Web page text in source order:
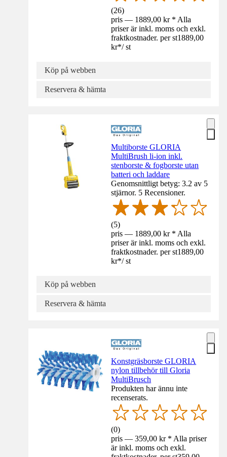
(26)
pris — 1889,00 kr * Alla
priser är inkl. moms och exkl.
fraktkostnader. per st1889,00
kr*/ st
Köp på webben
Reservera & hämta
Multiborste GLORIA
MultiBrush li-ion inkl.
stenborste & fogborste utan
batteri och laddare
Genomsnittligt betyg: 3.2 av 5
stjärnor. 5 Recensioner.
(5)
pris — 1889,00 kr * Alla
priser är inkl. moms och exkl.
fraktkostnader. per st1889,00
kr*/ st
Köp på webben
Reservera & hämta
Konstgräsborste GLORIA
nylon tillbehör till Gloria
MultiBrusch
Produkten har ännu inte
recenserats.
(0)
pris — 359,00 kr * Alla priser
är inkl. moms och exkl.